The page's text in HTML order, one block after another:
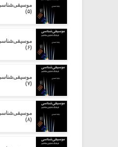
(۵)
(۶)
(۷)
(۸)